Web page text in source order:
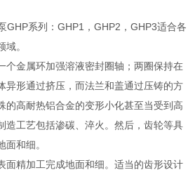
GHP系列：GHP1，GHP2，GHP3适合各
。
个金属环加强溶液密封圈轴；两圈保持在
异形通过挤压，而法兰和盖通过压铸的方
的高耐热铝合金的变形小化甚至当受到高
造工艺包括渗碳、淬火。然后，齿轮等具
和细。
面精加工完成地面和细。适当的齿形设计